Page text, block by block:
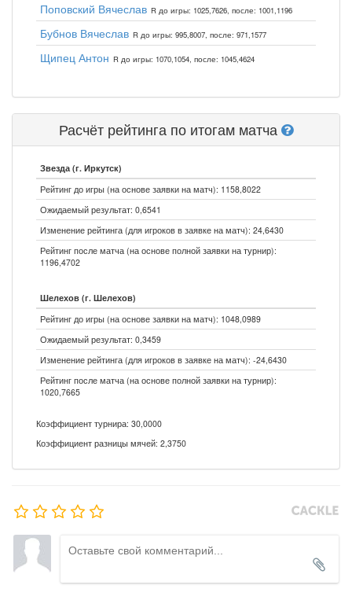
Поповский Вячеслав R до игры: 1025,7626, после: 1001,1196
Бубнов Вячеслав R до игры: 995,8007, после: 971,1577
Щипец Антон R до игры: 1070,1054, после: 1045,4624
Расчёт рейтинга по итогам матча
Звезда (г. Иркутск)
Рейтинг до игры (на основе заявки на матч): 1158,8022
Ожидаемый результат: 0,6541
Изменение рейтинга (для игроков в заявке на матч): 24,6430
Рейтинг после матча (на основе полной заявки на турнир):
1196,4702
Шелехов (г. Шелехов)
Рейтинг до игры (на основе заявки на матч): 1048,0989
Ожидаемый результат: 0,3459
Изменение рейтинга (для игроков в заявке на матч): -24,6430
Рейтинг после матча (на основе полной заявки на турнир):
1020,7665
Коэффициент турнира: 30,0000
Коэффициент разницы мячей: 2,3750